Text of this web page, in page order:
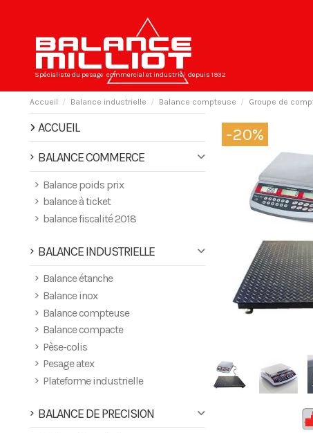
Spécialiste du pesage commercial et industriel depuis 1932
Accueil Balance industrielle Balance compteuse Groupe de
-20%
ACCUEIL
BALANCE COMMERCE
Balance poids prix
balance à ticket
balance fiscalité 2018
BALANCE INDUSTRIELLE
Balance étanche
Balance inox
Balance compteuse
Balance compacte
Pèse-colis
Pesage atex
Plateforme industrielle
BALANCE DE PRECISION